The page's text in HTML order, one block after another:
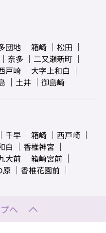
団地 箱崎
松田
奈多
二又瀬新町
戸崎
大字上和白
土井 御島崎
千早 箱崎
西戸崎
白
香椎神宮
大前
箱崎宮前
原
香椎花園前
へ